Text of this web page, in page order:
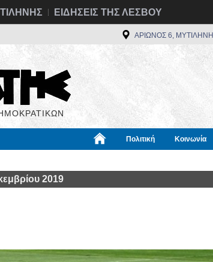
ΕΙΔΗΣΕΙΣ ΤΗΣ ΛΕΣΒΟΥ
ΑΡΙΩΝΟΣ 6, ΜΥΤΙΛΗΝΗ
Πολιτική Κοινωνία
2019